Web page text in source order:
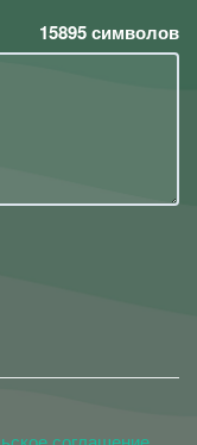
15895символов